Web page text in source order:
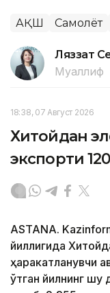
АҚШ Самолёт
Ляззат
Муаллиф
18:38, 07 Август 2026
Хитойдан
экспорти
ASTANA.
йиллигида
ҳаракатланувчи
ўтган йилнинг шу